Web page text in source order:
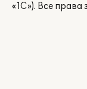
«1С»). Все